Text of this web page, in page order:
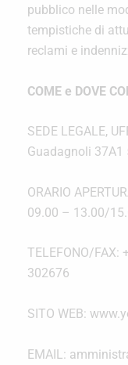
pubblico nelle
tempistiche di
reclami e
COME e DOVE
SEDE LEGALE,
Guadagnoli 37A1
ORARIO
09.00 – 13.00/
TELEFONO/FAX:
302676
SITO WEB:
EMAIL: